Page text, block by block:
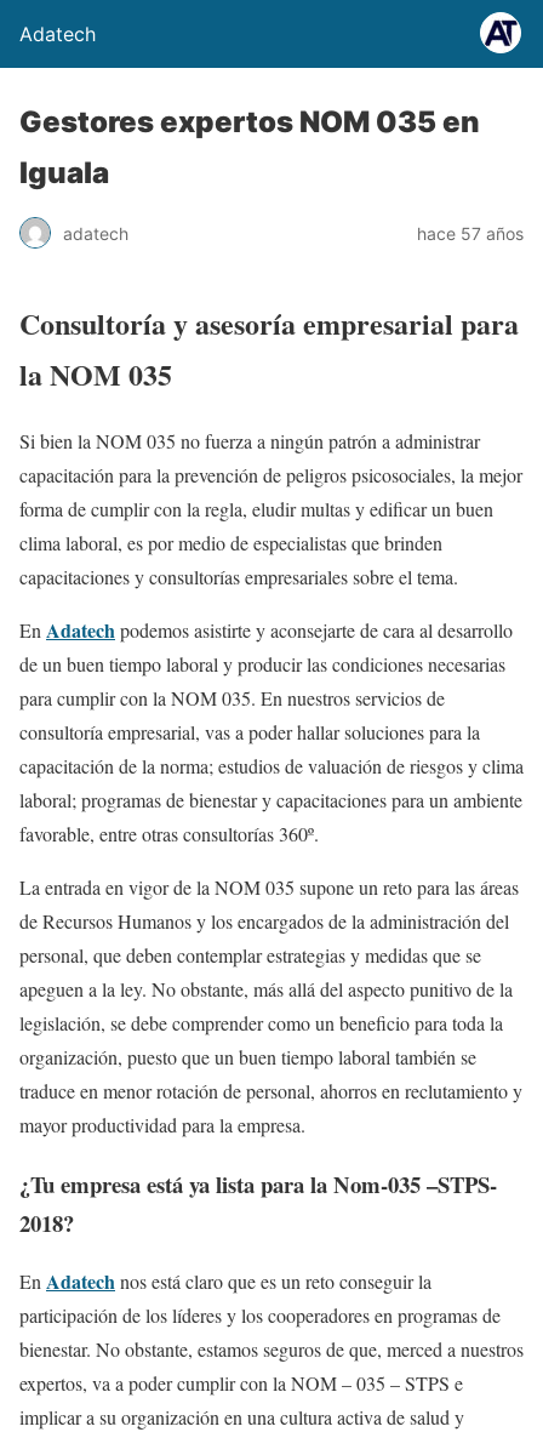
Adatech
Gestores expertos NOM 035 en
Iguala
adatech hace 57 años
Consultoría y asesoría empresarial para
la NOM 035
Si bien la NOM 035 no fuerza a ningún patrón a administrar
capacitación para la prevención de peligros psicosociales, la mejor
forma de cumplir con la regla, eludir multas y edificar un buen
clima laboral, es por medio de especialistas que brinden
capacitaciones y consultorías empresariales sobre el tema.
En Adatechpodemos asistirte y aconsejarte de cara al desarrollo
de un buen tiempo laboral y producir las condiciones necesarias
para cumplir con la NOM 035. En nuestros servicios de
consultoría empresarial, vas a poder hallar soluciones para la
capacitación de la norma; estudios de valuación de riesgos y clima
laboral; programas de bienestar y capacitaciones para un ambiente
favorable, entre otras consultorías 360º.
La entrada en vigor de la NOM 035 supone un reto para las áreas
de Recursos Humanos y los encargados de la administración del
personal, que deben contemplar estrategias y medidas que se
apeguen a la ley. No obstante, más allá del aspecto punitivo de la
legislación, se debe comprender como un beneficio para toda la
organización, puesto que un buen tiempo laboral también se
traduce en menor rotación de personal, ahorros en reclutamiento y
mayor productividad para la empresa.
¿Tu empresa está ya lista para la Nom-035 –STPS-
2018?
EnAdatechnos está claro que es un reto conseguir la
participación de los líderes y los cooperadores en programas de
bienestar. No obstante, estamos seguros de que, merced a nuestros
expertos, va a poder cumplir con la NOM – 035 – STPS e
implicar a su organización en una cultura activa de salud y